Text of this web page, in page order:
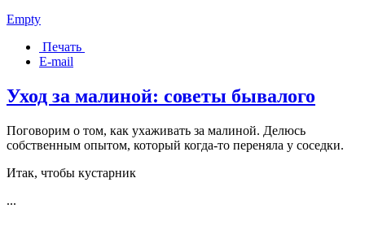
Empty
Печать
E-mail
Уход за малиной: советы бывалого
Поговорим о том, как ухаживать за малиной. Делюсь
собственным опытом, который когда-то переняла у соседки.
Итак, чтобы кустарник
...